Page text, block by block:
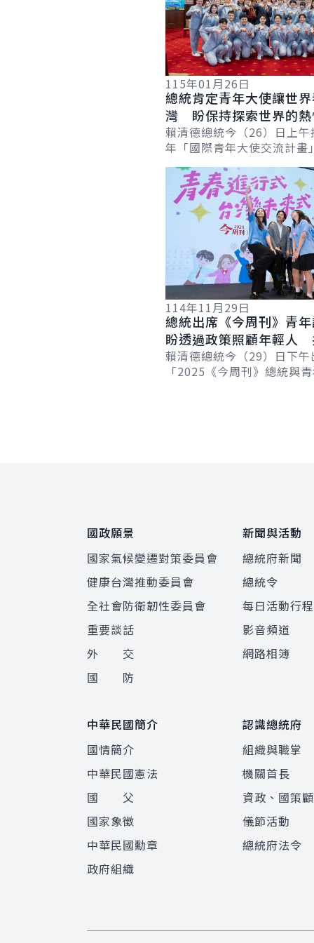
115年01月26日
總統肯定青年大使讓世
灣 盼保持探索世界的
臺灣未來寫歷史
賴清德總統今（26）日上
年「國際青年大使交流計畫
業青年大使『新南向』交流
團，肯定青年大使出訪期
情與專...
詳細內容
114年11月29日
總統出席《今周刊》青
盼透過政策照顧年輕人
力讓未來的臺灣比現在
賴清德總統今（29）日下午
「2025《今周刊》總統與
國政願景
國家氣候變遷對策委員會
健康台灣推動委員會
全社會防衛韌性委員會
重要談話
外 交
國 防
新聞與活動
總統府新聞
總統令
每日活動行程
影音頻道
網路相簿
中華民國簡介
國情簡介
中華民國憲法
國 父
國家象徵
中華民國勳章
政府組織
認識總統府
組織與職掌
機關首長
資政、國策
儀節活動
總統府法令